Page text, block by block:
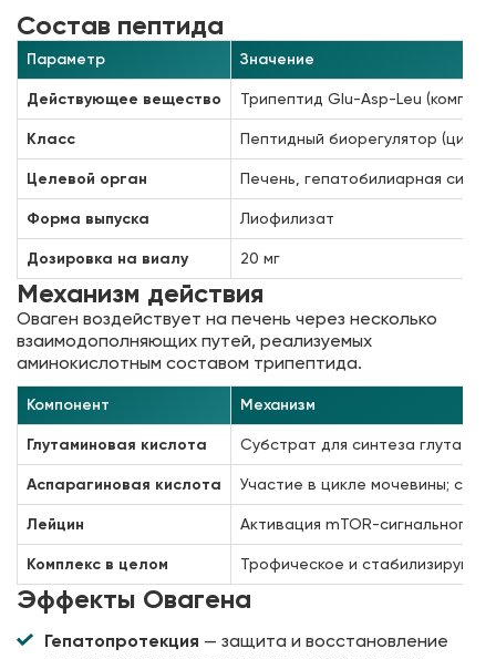
Состав пептида
Параметр Значение
Действующее вещество Трипептид Glu-Asp-Leu
Класс Пептидный биорегулятор
Целевой орган Печень, гепатобилиарная
Форма выпуска Лиофилизат
Дозировка на виалу 20 мг
Механизм действия
Оваген воздействует на печень через несколько
взаимодополняющих путей, реализуемых
аминокислотным составом трипептида.
Компонент Механизм
Глутаминовая кислота Субстрат для синтеза
Аспарагиновая кислота Участие в цикле мочевины;
Лейцин Активация mTOR-сигнального
Комплекс в целом Трофическое и
Эффекты Овагена
Гепатопротекция — защита и восстановление